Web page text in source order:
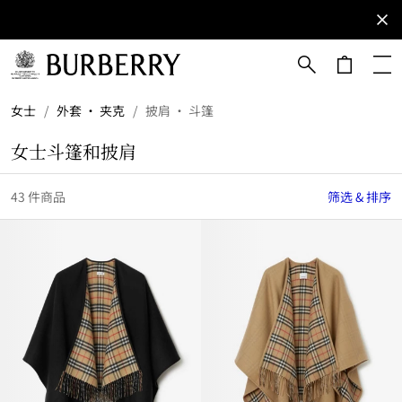
订阅获取
Burberry
品牌资
女士 / 外套 · 夹克 / 披肩 · 斗篷
女士斗篷和披肩
43 件商品 筛选 & 排序